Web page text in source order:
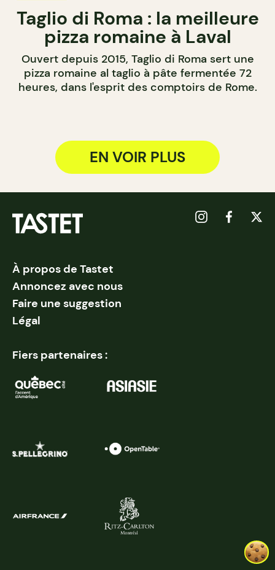
Taglio di Roma : la meilleure
pizza romaine à Laval
Ouvert depuis 2015, Taglio di Roma sert une
pizza romaine al taglio à pâte fermentée 72
heures, dans l'esprit des comptoirs de Rome.
EN VOIR PLUS
À propos de Tastet
Annoncez avec nous
Faire une suggestion
Légal
Fiers partenaires :